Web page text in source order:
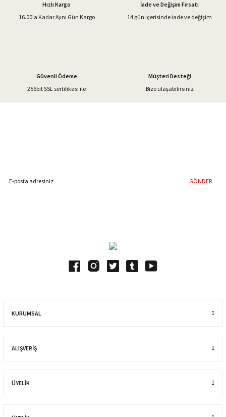
Ürün bilgilerinde hatalar bulunuyor.
Gönder
Hızlı Kargo
16.00'a Kadar Aynı Gün Kargo
İade ve Değişim Fırsatı
14 gün içerisinde iade ve değişim
Güvenli Ödeme
256bit SSL sertifikası ile
Müşteri Desteği
Bize ulaşabilirsiniz
GÖNDER
KURUMSAL
ALIŞVERIŞ
ÜYELİK